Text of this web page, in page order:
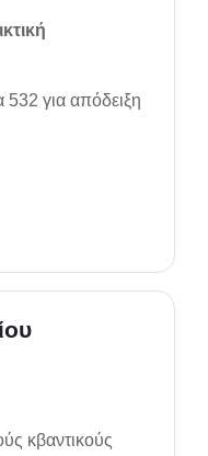
532 για απόδειξη
κβαντικούς